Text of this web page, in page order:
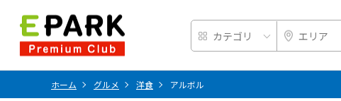
ホーム グルメ 洋食 アルボル